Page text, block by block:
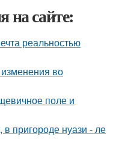
на сайте:
реальностью
во
поле и
пригороде нуази - ле